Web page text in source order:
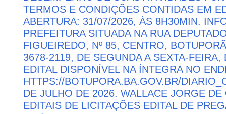
TERMOS E CONDIÇÕES CONTIDAS EM
ABERTURA: 31/07/2026, ÀS 8H30MIN.
PREFEITURA SITUADA NA RUA
FIGUEIREDO, Nº 85, CENTRO,
3678-2119, DE SEGUNDA A SEXTA-
EDITAL DISPONÍVEL NA ÍNTEGRA NO
HTTPS://BOTUPORA.BA.GOV.BR/
DE JULHO DE 2026. WALLACE JORGE
EDITAIS DE LICITAÇÕES EDITAL DE